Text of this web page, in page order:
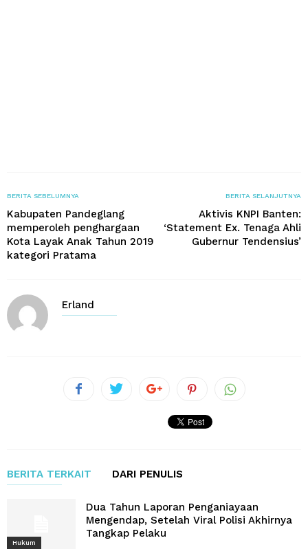
BERITA SEBELUMNYA
Kabupaten Pandeglang
memperoleh penghargaan
Kota Layak Anak Tahun 2019
kategori Pratama
BERITA SELANJUTNYA
Aktivis KNPI Banten:
‘Statement Ex. Tenaga Ahli
Gubernur Tendensius’
Erland
BERITA TERKAIT DARI PENULIS
Hukum
Dua Tahun Laporan Penganiayaan
Mengendap, Setelah Viral Polisi Akhirnya
Tangkap Pelaku